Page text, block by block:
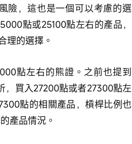
險，這也是一個可以考慮的選
點或25100點左右的產品，
理的選擇。
點左右的熊證。之前也提到
，買入27200點或者27300點左
點的相關產品，槓桿比例也
產品情況。